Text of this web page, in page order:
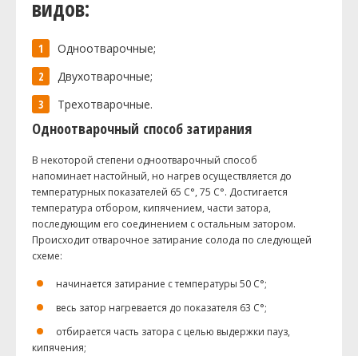
видов:
Одноотварочные;
Двухотварочные;
Трехотварочные.
Одноотварочный способ затирания
В некоторой степени одноотварочный способ
напоминает настойный, но нагрев осуществляется до
температурных показателей 65 С°, 75 С°. Достигается
температура отбором, кипячением, части затора,
последующим его соединением с остальным затором.
Происходит отварочное затирание солода по следующей
схеме:
начинается затирание с температуры 50 С°;
весь затор нагревается до показателя 63 С°;
отбирается часть затора с целью выдержки пауз,
кипячения;